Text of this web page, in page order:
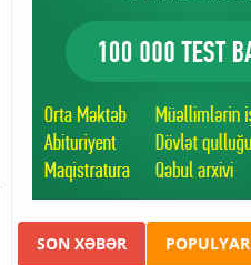
SON XƏBƏR POPULYAR